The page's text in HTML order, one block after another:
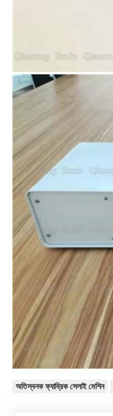
অতিস্বনক ফ্যাব্রিক সেলাই মেশিন